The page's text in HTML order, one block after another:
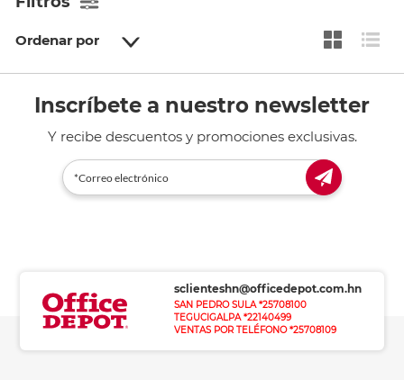
Ordenar por
Inscríbete a nuestro newsletter
Y recibe descuentos y promociones exclusivas.
sclienteshn@officedepot.com.hn
SAN PEDRO SULA *25708100
TEGUCIGALPA *22140499
VENTAS POR TELÉFONO *25708109